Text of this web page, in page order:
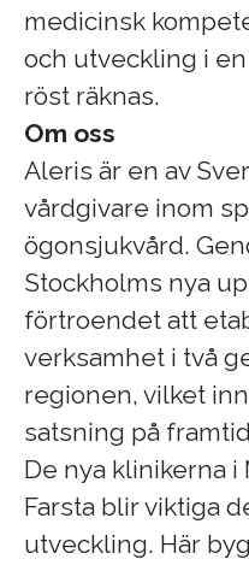
medicinsk
och utveckling i
röst räknas.
Om oss
Aleris är en av
vårdgivare inom
ögonsjukvård.
Stockholms nya
förtroendet att
verksamhet i två
regionen, vilket
satsning på
De nya klinikerna i
Farsta blir viktiga
utveckling. Här